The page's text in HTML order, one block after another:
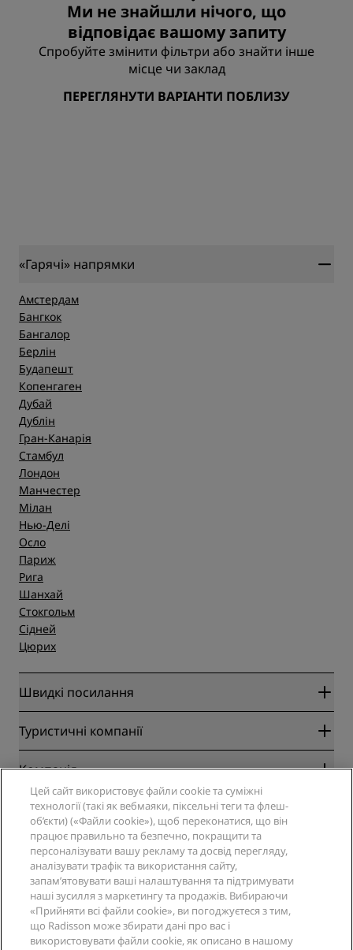
Ми не знайшли нічого, що
відповідає вашому запиту
Спробуйте змінити фільтри або знайти інше
місце чи заклад
ПЕРЕГЛЯНУТИ ВАРІАНТИ ПОБЛИЗУ
«Гарячі» напрямки
Амстердам
Бангкок
Бангалор
Берлін
Будапешт
Копенгаген
Дубай
Дублін
Гран-Канарія
Стамбул
Лондон
Манчестер
Мілан
Нью-Делі
Осло
Париж
Рига
Шанхай
Стокгольм
Сідней
Цюрих
Швидкі посилання
Radisson Rewards
Blog
Нові та майбутні готелі
Додаток Radisson Hotels
Готелі зі статусом Sports Approved
Сімейний готель
Здоров’я та безпека
Туристичні компанії
Партнери
Туроператор
Компанія
Radisson Hotel Group
Соціальні мережі
Вакансії в RHG
Вакансії в PPHE
Вакансії в EHL
The Club by RHG
Розвиток бізнесу
Соціально відповідальний бізнес
Закупівлі
Юридичні дані
Центр конфіденційності
Юридичне повідомлення
Умови та положення програми Radisson Rewards
Угода про використання сайту
Цифрова доступність
Декларація щодо сучасного рабства
Довідка
Попередження для споживачів
Зв’язатися
Запитання та відповіді
Карта сайту
Соціальні мережі
Бренди готелів Radisson
Цей сайт використовує файли cookie та суміжні
технології (такі як вебмаяки, піксельні теги та флеш-
об’єкти) («Файли cookie»), щоб переконатися, що він
працює правильно та безпечно, покращити та
персоналізувати вашу рекламу та досвід перегляду,
аналізувати трафік та використання сайту,
запам’ятовувати ваші налаштування та підтримувати
наші зусилля з маркетингу та продажів. Вибираючи
«Прийняти всі файли cookie», ви погоджуєтеся з тим,
що Radisson може збирати дані про вас і
використовувати файли cookie, як описано в нашому